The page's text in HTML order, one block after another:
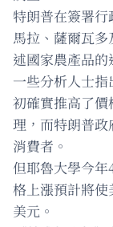
特朗普在簽署
馬拉、薩爾瓦
述國家農產品的
一些分析人士
初確實推高了
理，而特朗普
消費者。
但耶魯大學今
格上漲預計將
美元。